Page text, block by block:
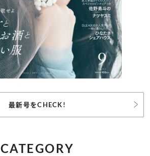
最新号をCHECK!
CATEGORY